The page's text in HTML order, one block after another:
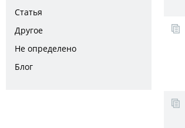
Статья
Другое
Не определено
Блог